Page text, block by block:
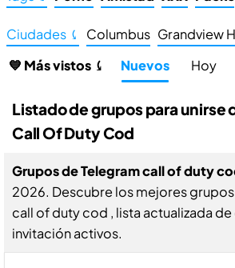
Ciudades ⤹ Columbus Grandview
💙 Más vistos ⤹
Nuevos Hoy
Listado de grupos para unirse
Call Of Duty Cod
Grupos de Telegram call of duty
2026. Descubre los mejores
call of duty cod , lista actualizada
invitación activos.